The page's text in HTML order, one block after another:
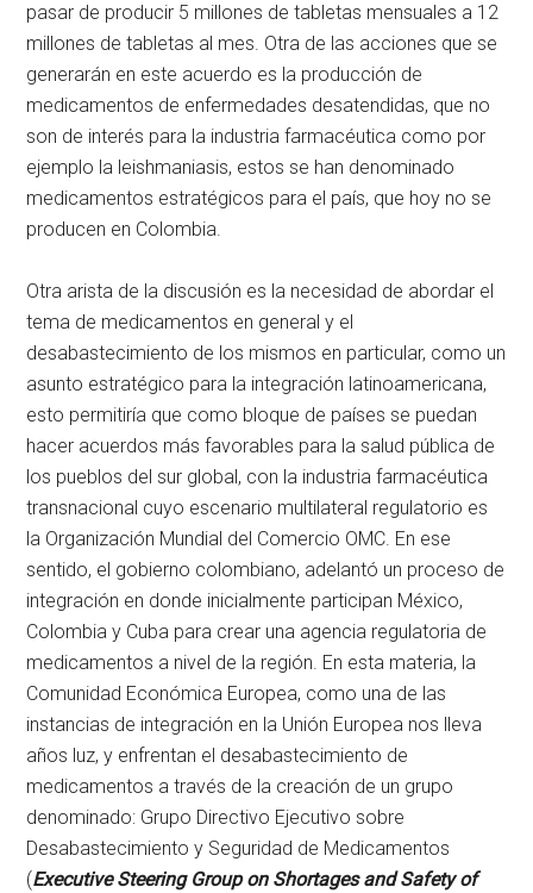
pasar de producir 5 millones de tabletas mensuales a 12
millones de tabletas al mes. Otra de las acciones que se
generarán en este acuerdo es la producción de
medicamentos de enfermedades desatendidas, que no
son de interés para la industria farmacéutica como por
ejemplo la leishmaniasis, estos se han denominado
medicamentos estratégicos para el país, que hoy no se
producen en Colombia.
Otra arista de la discusión es la necesidad de abordar el
tema de medicamentos en general y el
desabastecimiento de los mismos en particular, como un
asunto estratégico para la integración latinoamericana,
esto permitiría que como bloque de países se puedan
hacer acuerdos más favorables para la salud pública de
los pueblos del sur global, con la industria farmacéutica
transnacional cuyo escenario multilateral regulatorio es
la Organización Mundial del Comercio OMC. En ese
sentido, el gobierno colombiano, adelantó un proceso de
integración en donde inicialmente participan México,
Colombia y Cuba para crear una agencia regulatoria de
medicamentos a nivel de la región. En esta materia, la
Comunidad Económica Europea, como una de las
instancias de integración en la Unión Europea nos lleva
años luz, y enfrentan el desabastecimiento de
medicamentos a través de la creación de un grupo
denominado: Grupo Directivo Ejecutivo sobre
Desabastecimiento y Seguridad de Medicamentos
(Executive Steering Group on Shortages and Safety of